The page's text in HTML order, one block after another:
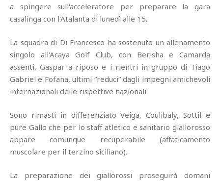
a spingere sull'acceleratore per preparare la gara
casalinga con l'Atalanta di lunedì alle 15.
La squadra di Di Francesco ha sostenuto un allenamento
singolo all'Acaya Golf Club, con Berisha e Camarda
assenti, Gaspar a riposo e i rientri in gruppo di Tiago
Gabriel e Fofana, ultimi “reduci” dagli impegni amichevoli
internazionali delle rispettive nazionali.
Sono rimasti in differenziato Veiga, Coulibaly, Sottil e
pure Gallo che per lo staff atletico e sanitario giallorosso
appare comunque recuperabile (affaticamento
muscolare per il terzino siciliano).
La preparazione dei giallorossi proseguirà domani